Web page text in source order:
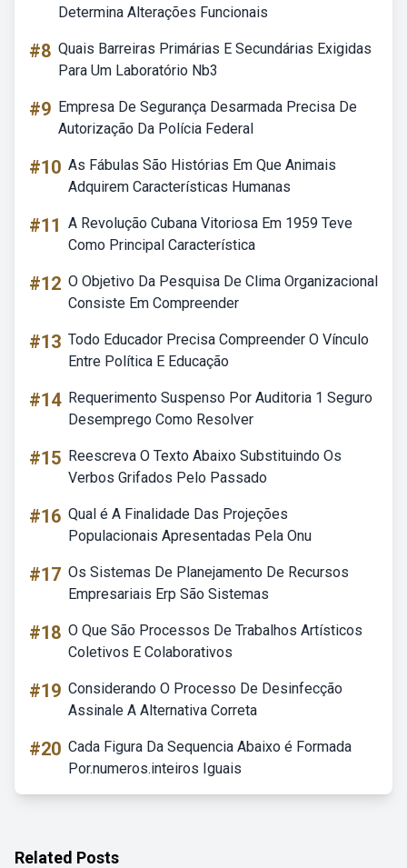
Determina Alterações Funcionais
#8 Quais Barreiras Primárias E Secundárias Exigidas
Para Um Laboratório Nb3
#9 Empresa De Segurança Desarmada Precisa De
Autorização Da Polícia Federal
#10 As Fábulas São Histórias Em Que Animais
Adquirem Características Humanas
#11 A Revolução Cubana Vitoriosa Em 1959 Teve
Como Principal Característica
#12 O Objetivo Da Pesquisa De Clima Organizacional
Consiste Em Compreender
#13 Todo Educador Precisa Compreender O Vínculo
Entre Política E Educação
#14 Requerimento Suspenso Por Auditoria 1 Seguro
Desemprego Como Resolver
#15 Reescreva O Texto Abaixo Substituindo Os
Verbos Grifados Pelo Passado
#16 Qual é A Finalidade Das Projeções
Populacionais Apresentadas Pela Onu
#17 Os Sistemas De Planejamento De Recursos
Empresariais Erp São Sistemas
#18 O Que São Processos De Trabalhos Artísticos
Coletivos E Colaborativos
#19 Considerando O Processo De Desinfecção
Assinale A Alternativa Correta
#20 Cada Figura Da Sequencia Abaixo é Formada
Por.numeros.inteiros Iguais
Related Posts